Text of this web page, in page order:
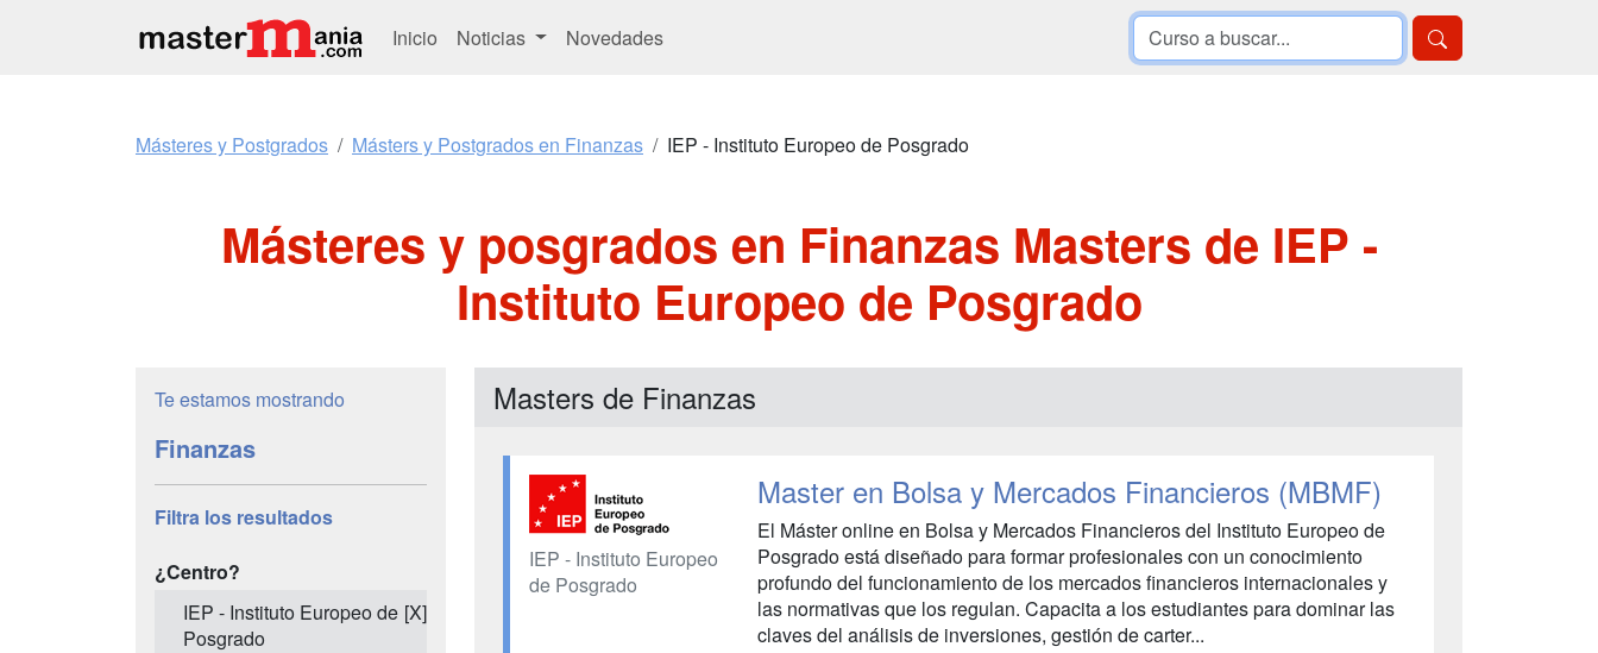
Inicio Noticias Novedades
Másteres y Postgrados Másters y Postgrados en Finanzas IEP - Instituto Europeo de Posgrado
Másteres y posgrados en Finanzas Masters de IEP -
Instituto Europeo de Posgrado
Te estamos mostrando
Finanzas
Filtra los resultados
¿Centro?
IEP - Instituto Europeo de
Posgrado
[X]
Masters de Finanzas
IEP - Instituto Europeo
de Posgrado
Master en Bolsa y Mercados Financieros (MBMF)
El Máster online en Bolsa y Mercados Financieros del Instituto Europeo de
Posgrado está diseñado para formar profesionales con un conocimiento
profundo del funcionamiento de los mercados financieros internacionales y
las normativas que los regulan. Capacita a los estudiantes para dominar las
claves del análisis de inversiones, gestión de carter...